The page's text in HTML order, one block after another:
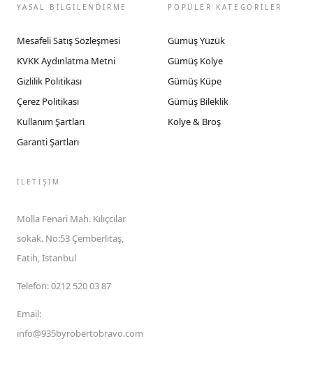
YASAL BİLGİLENDİRME
Mesafeli Satış Sözleşmesi
KVKK Aydınlatma Metni
Gizlilik Politikası
Çerez Politikası
Kullanım Şartları
Garanti Şartları
POPÜLER KATEGORİLER
Gümüş Yüzük
Gümüş Kolye
Gümüş Küpe
Gümüş Bileklik
Kolye & Broş
İLETIŞIM
Molla Fenari Mah. Kılıçcılar
sokak. No:53 Çemberlitaş,
Fatih, İstanbul
Telefon:0212 520 03 87
Email:
info@935byrobertobravo.com